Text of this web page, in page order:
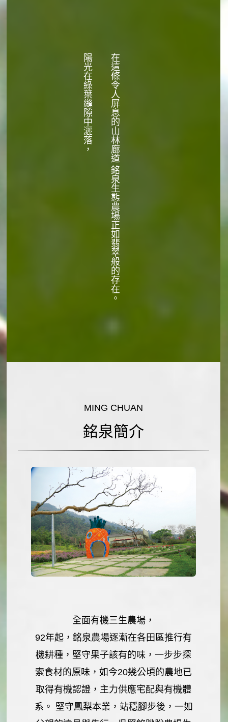
陽光在綠葉縫隙中灑落，在這條令人屏息的山林廊道 銘泉生態農場正如翡翠般的存在。
MING CHUAN
銘泉簡介
全面有機三生農場，
92年起，銘泉農場逐漸在各田區推行有
機耕種，堅守果子該有的味，一步步探
索食材的原味，如今20幾公頃的農地已
取得有機認證，主力供應宅配與有機體
系。 堅守鳳梨本業，站穩腳步後，一如